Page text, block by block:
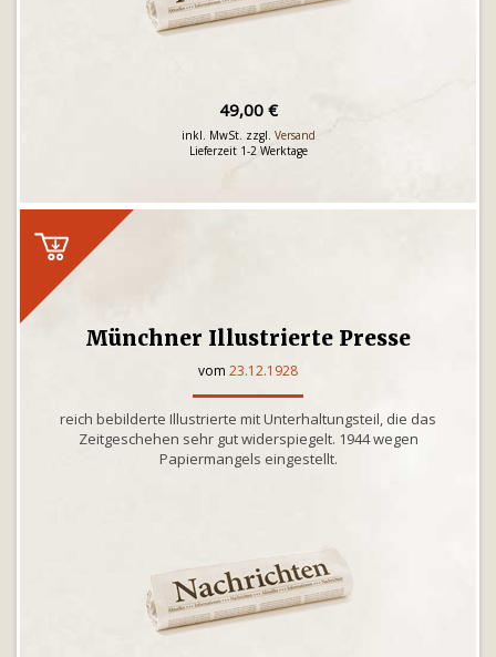
49,00 €
inkl. MwSt. zzgl. Versand
Lieferzeit 1-2 Werktage
Münchner Illustrierte Presse
vom 23.12.1928
reich bebilderte Illustrierte mit Unterhaltungsteil, die das
Zeitgeschehen sehr gut widerspiegelt. 1944 wegen
Papiermangels eingestellt.